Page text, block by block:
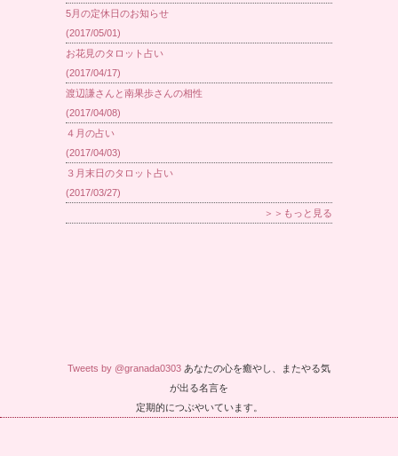
5月の定休日のお知らせ
(2017/05/01)
お花見のタロット占い
(2017/04/17)
渡辺謙さんと南果歩さんの相性
(2017/04/08)
４月の占い
(2017/04/03)
３月末日のタロット占い
(2017/03/27)
＞＞もっと見る
Tweets by @granada0303 あなたの心を癒やし、またやる気
が出る名言を
定期的につぶやいています。